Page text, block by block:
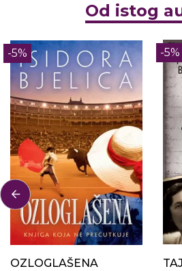
Od istog
-5%
OZLOGLAŠENA
-5%